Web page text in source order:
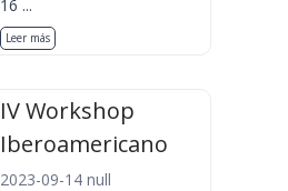
16 ...
Leer más
IV Workshop
Iberoamericano
2023-09-14 null